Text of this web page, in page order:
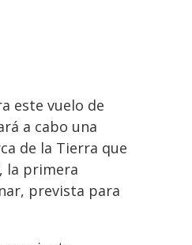
este vuelo de
a cabo una
de la Tierra que
la primera
prevista para